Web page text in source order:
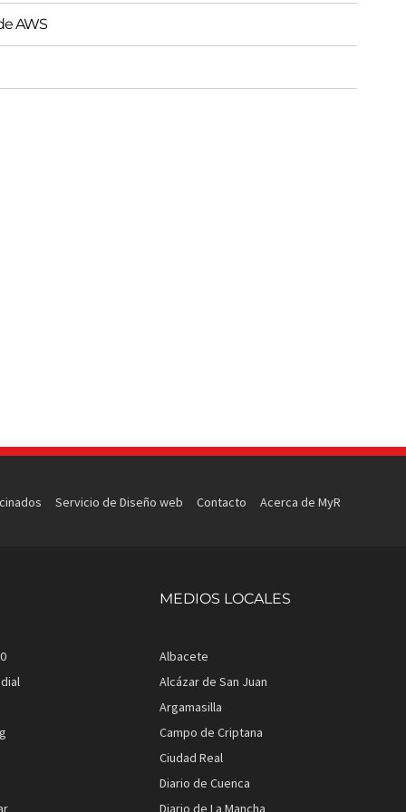
AWS
Servicio de Diseño web Contacto Acerca de MyR
MEDIOS LOCALES
Albacete
Alcázar de San Juan
Argamasilla
Campo de Criptana
Ciudad Real
Diario de Cuenca
Diario de La Mancha